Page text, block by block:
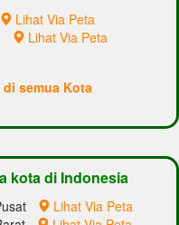
Lihat Via Peta
Lihat Via Peta
semua Kota
kota di Indonesia
Lihat Via Peta